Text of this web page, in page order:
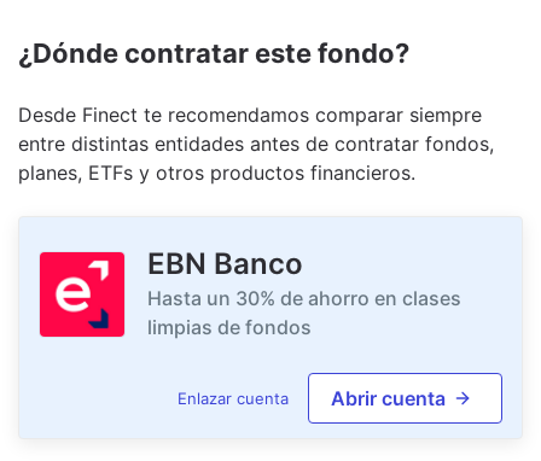
¿Dónde contratar este fondo?
Desde Finect te recomendamos comparar siempre
entre distintas entidades antes de contratar fondos,
planes, ETFs y otros productos financieros.
EBN Banco
Hasta un 30% de ahorro en clases
limpias de fondos
Enlazar cuenta Abrir cuenta